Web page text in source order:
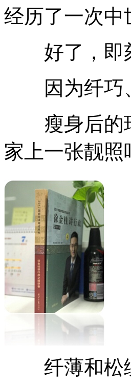
经历了一次中
好了，即
因为纤巧、
瘦身后的瑞
家上一张靓照
纤薄和松绑